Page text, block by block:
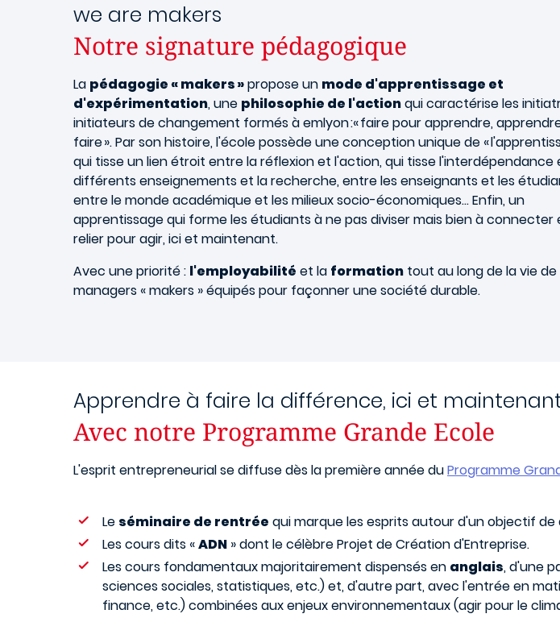
we are makers
Notre signature pédagogique
La pédagogie « makers »propose un mode d'apprentissage et
d'expérimentation, une philosophie de l'actionqui caractérise les
initiateurs de changement formés à emlyon :« faire pour apprendre,
faire ». Par son histoire, l'école possède une conception unique de «
qui tisse un lien étroit entre la réflexion et l'action, qui tisse l'interdépendance
différents enseignements et la recherche, entre les enseignants et les
entre le monde académique et les milieux socio-économiques… Enfin, un
apprentissage qui forme les étudiants à ne pas diviser mais bien à connecter
relier pour agir, ici et maintenant.
Avec une priorité : l'employabilité et la formation tout au long de la vie de
managers « makers » équipés pour façonner une société durable.
Apprendre à faire la différence, ici et
Avec notre Programme Grande Ecole
L'esprit entrepreneurial se diffuse dès la première année duProgramme
Le séminaire de rentrée qui marque les esprits autour d'un objectif
Les cours dits «ADN » dont le célèbre Projet de Création d'Entreprise.
Les cours fondamentaux majoritairement dispensés en anglais, d'une
sciences sociales, statistiques, etc.) et, d'autre part, avec l'entrée en
finance, etc.) combinées aux enjeux environnementaux (agir pour le